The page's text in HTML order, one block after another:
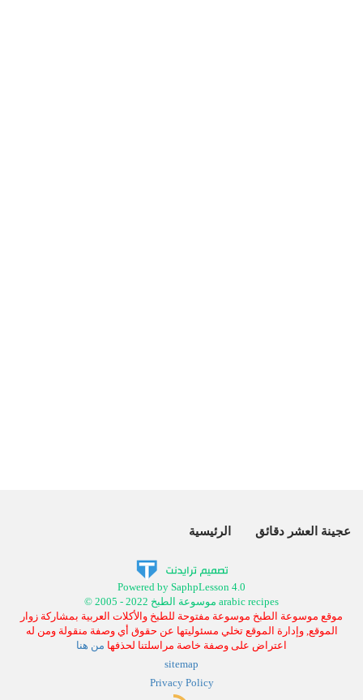
عجينة العشر دقائق الرئيسية
Powered by SaphpLesson 4.0
© 2005 - 2022 موسوعة الطبخ arabic recipes
موقع موسوعة الطبخ موسوعة مفتوحة للطبخ والأكلات العربية بمشاركة زوار
الموقع, وإدارة الموقع تخلي مسئوليتها عن حقوق أي وصفة منقولة ومن له
اعتراض على وصفة خاصة مراسلتنا لحذفها من هنا
sitemap
Privacy Policy